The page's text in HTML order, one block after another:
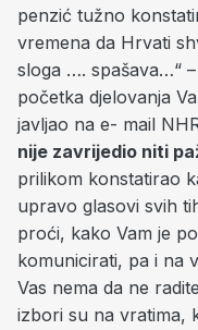
penzić tužno
vremena da Hrvati
sloga …. spašava…“
početka djelovanja
javljao na e- mail
nije zavrijedio niti
prilikom konstatirao
upravo glasovi svih
proći, kako Vam je
komunicirati, pa i na
Vas nema da ne
izbori su na vratima,